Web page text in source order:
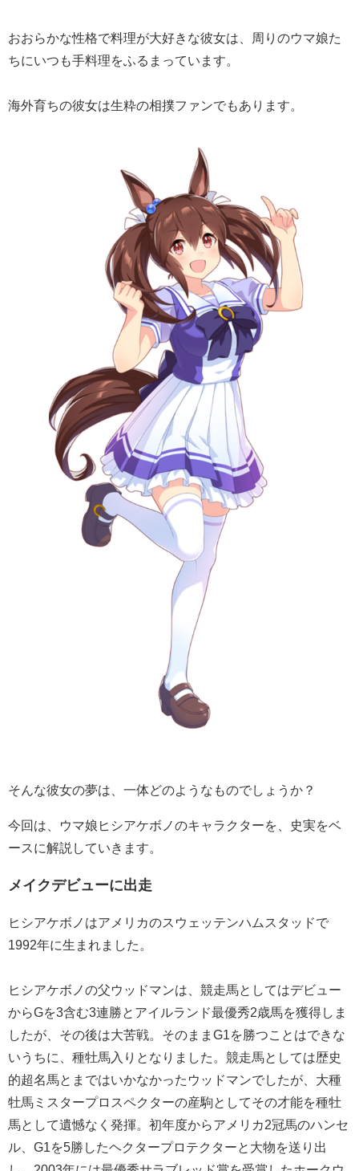
おおらかな性格で料理が大好きな彼女は、周りのウマ娘た
ちにいつも手料理をふるまっています。
海外育ちの彼女は生粋の相撲ファンでもあります。
そんな彼女の夢は、一体どのようなものでしょうか？
今回は、ウマ娘ヒシアケボノのキャラクターを、史実をベ
ースに解説していきます。
メイクデビューに出走
ヒシアケボノはアメリカのスウェッテンハムスタッドで
1992年に生まれました。
ヒシアケボノの父ウッドマンは、競走馬としてはデビュー
からGを3含む3連勝とアイルランド最優秀2歳馬を獲得しま
したが、その後は大苦戦。そのままG1を勝つことはできな
いうちに、種牡馬入りとなりました。競走馬としては歴史
的超名馬とまではいかなかったウッドマンでしたが、大種
牡馬ミスタープロスペクターの産駒としてその才能を種牡
馬として遺憾なく発揮。初年度からアメリカ2冠馬のハンセ
ル、G1を5勝したヘクタープロテクターと大物を送り出